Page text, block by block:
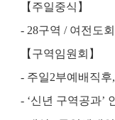
【 주일중식 】
- 28구역 / 여전도
【 구역임원회 】
- 주일2부예배직후,
- ‘신년 구역공과’